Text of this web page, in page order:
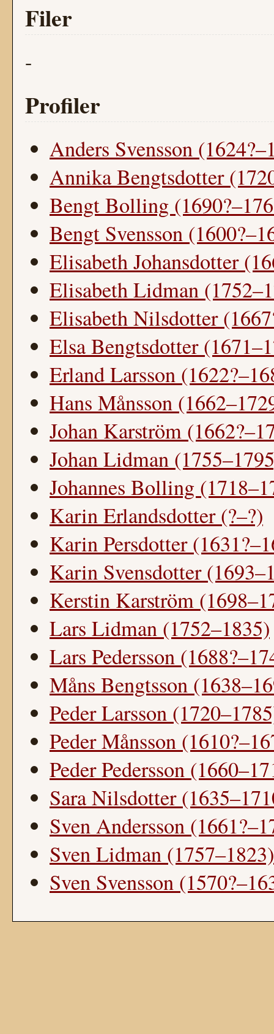
Filer
-
Profiler
Anders Svensson
Annika Bengtsdotter
Bengt Bolling
Bengt Svensson
Elisabeth Johansdotter
Elisabeth Lidman
Elisabeth Nilsdotter
Elsa Bengtsdotter
Erland Larsson
Hans Månsson
Johan Karström
Johan Lidman
Johannes Bolling
Karin Erlandsdotter (?–?)
Karin Persdotter
Karin Svensdotter
Kerstin Karström
Lars Lidman (1752–1835)
Lars Pedersson
Måns Bengtsson
Peder Larsson
Peder Månsson
Peder Pedersson
Sara Nilsdotter
Sven Andersson
Sven Lidman (1757–1823)
Sven Svensson